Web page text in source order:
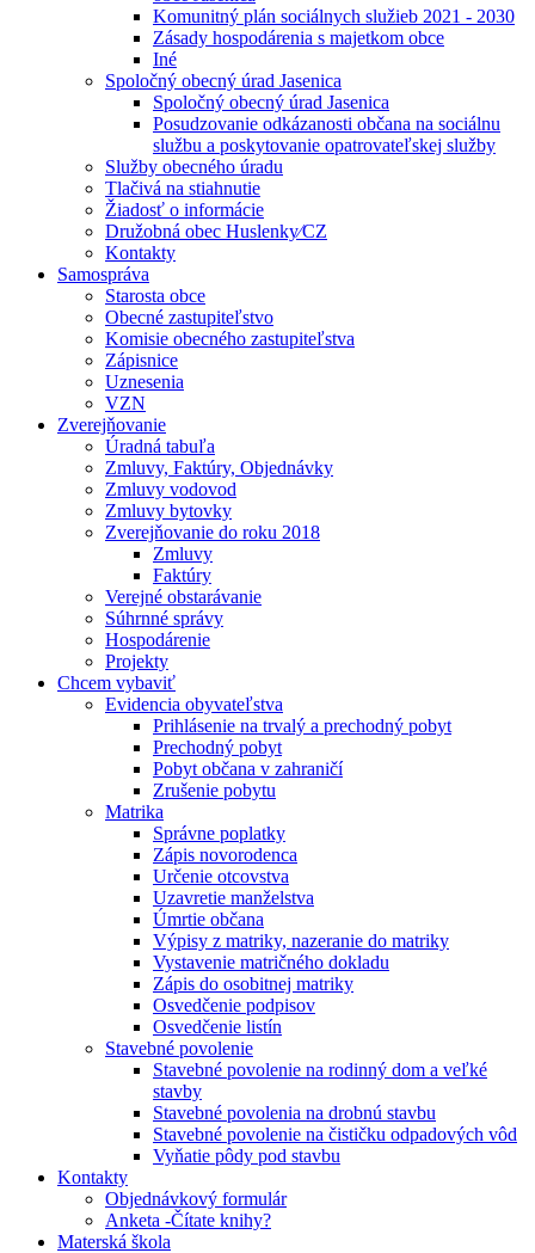
Komunitný plán sociálnych služieb 2021 - 2030
Zásady hospodárenia s majetkom obce
Iné
Spoločný obecný úrad Jasenica
Spoločný obecný úrad Jasenica
Posudzovanie odkázanosti občana na sociálnu
službu a poskytovanie opatrovateľskej služby
Služby obecného úradu
Tlačivá na stiahnutie
Žiadosť o informácie
Družobná obec Huslenky⁄CZ
Kontakty
Samospráva
Starosta obce
Obecné zastupiteľstvo
Komisie obecného zastupiteľstva
Zápisnice
Uznesenia
VZN
Zverejňovanie
Úradná tabuľa
Zmluvy, Faktúry, Objednávky
Zmluvy vodovod
Zmluvy bytovky
Zverejňovanie do roku 2018
Zmluvy
Faktúry
Verejné obstarávanie
Súhrnné správy
Hospodárenie
Projekty
Chcem vybaviť
Evidencia obyvateľstva
Prihlásenie na trvalý a prechodný pobyt
Prechodný pobyt
Pobyt občana v zahraničí
Zrušenie pobytu
Matrika
Správne poplatky
Zápis novorodenca
Určenie otcovstva
Uzavretie manželstva
Úmrtie občana
Výpisy z matriky, nazeranie do matriky
Vystavenie matričného dokladu
Zápis do osobitnej matriky
Osvedčenie podpisov
Osvedčenie listín
Stavebné povolenie
Stavebné povolenie na rodinný dom a veľké
stavby
Stavebné povolenia na drobnú stavbu
Stavebné povolenie na čističku odpadových vôd
Vyňatie pôdy pod stavbu
Kontakty
Objednávkový formulár
Anketa -Čítate knihy?
Materská škola